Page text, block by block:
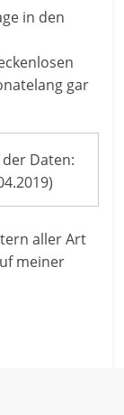
in den
gar
der Daten:
aller Art
meiner